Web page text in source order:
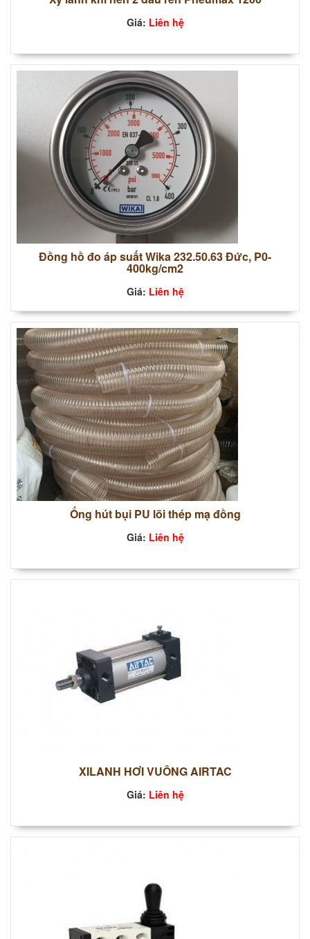
Giá: Liên hệ
Đồng hồ đo áp suất Wika 232.50.63 Đức, P0-
400kg/cm2
Giá: Liên hệ
Ống hút bụi PU lõi thép mạ đồng
Giá: Liên hệ
XILANH HƠI VUÔNG AIRTAC
Giá: Liên hệ